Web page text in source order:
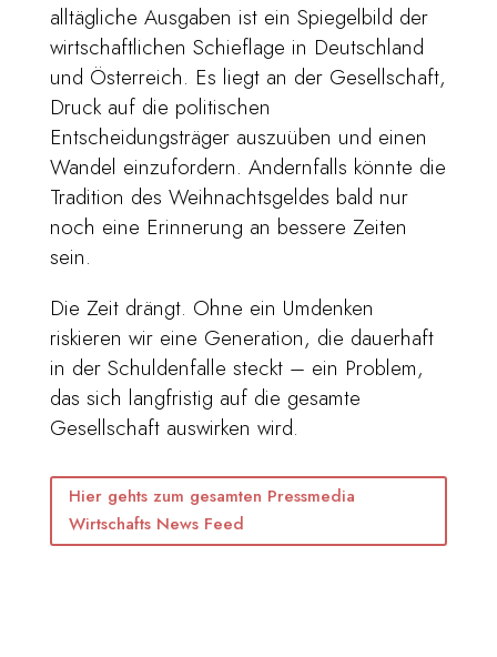
alltägliche Ausgaben ist ein Spiegelbild der
wirtschaftlichen Schieflage in Deutschland
und Österreich. Es liegt an der Gesellschaft,
Druck auf die politischen
Entscheidungsträger auszuüben und einen
Wandel einzufordern. Andernfalls könnte die
Tradition des Weihnachtsgeldes bald nur
noch eine Erinnerung an bessere Zeiten
sein.
Die Zeit drängt. Ohne ein Umdenken
riskieren wir eine Generation, die dauerhaft
in der Schuldenfalle steckt – ein Problem,
das sich langfristig auf die gesamte
Gesellschaft auswirken wird.
Hier gehts zum gesamten Pressmedia
Wirtschafts News Feed